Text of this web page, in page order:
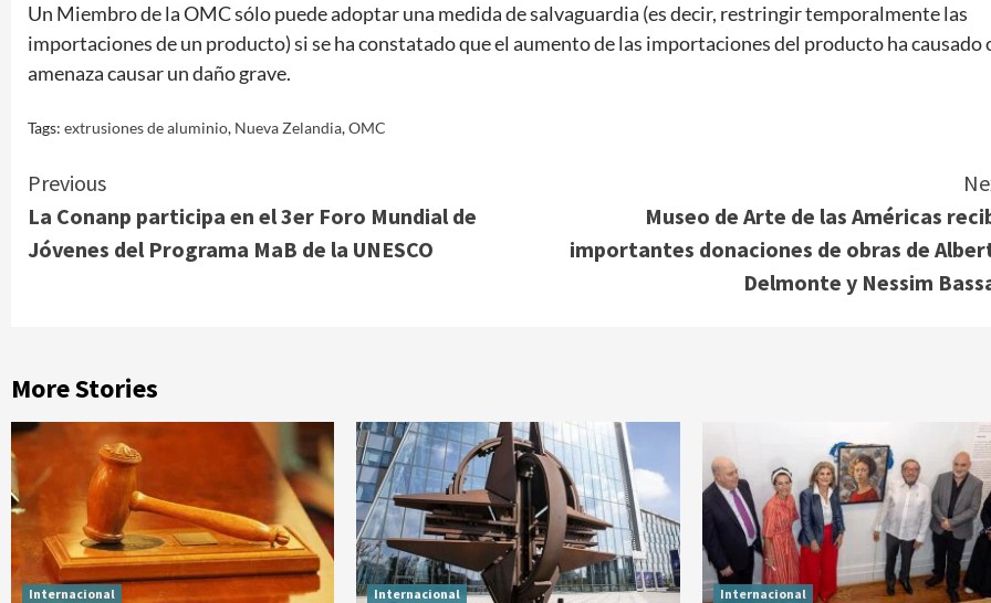
Un Miembro de la OMC sólo puede adoptar una medida de salvaguardia (es decir, restringir temporalmente las
importaciones de un producto) si se ha constatado que el aumento de las importaciones del producto ha causado
amenaza causar un daño grave.
Tags: extrusiones de aluminio, Nueva Zelandia,OMC
Continue
Reading
Previous
La Conanp participa en el 3er Foro Mundial de
Jóvenes del Programa MaB de la UNESCO
Museo de Arte de las Américas
importantes donaciones de obras de
Delmonte y Nessim
More Stories
Internacional Internacional Internacional